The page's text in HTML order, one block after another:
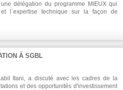
délégation du programme MIEUX qui
l`expertise technique sur la façon de
de l`expert à l'Union européenne, M.
présidentiel portugais et membre du
MIEUX.
À SGBL
Itani, a discuté avec les cadres de la
et des opportunités d'investissement